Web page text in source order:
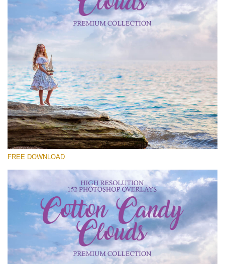
Please select
Free Cloud Overlay #27
Small 800*533px
Cotton Candy Clouds
(152 Overlays)
Sky Boundless
(347 Overlays)
Large 6000*4000px
Entire Collection
(1783 Overlays)
FREE DOWNLOAD